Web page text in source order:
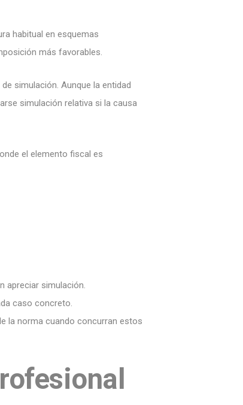
habitual en esquemas
más favorables.
simulación. Aunque la entidad
simulación relativa si la causa
el elemento fiscal es
apreciar simulación.
caso concreto.
la norma cuando concurran estos